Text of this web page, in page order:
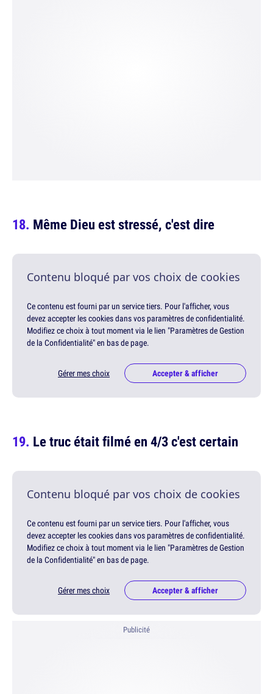
Même Dieu est stressé, c'est dire
Contenu bloqué par vos choix de cookies
Ce contenu est fourni par un service tiers. Pour l'afficher, vous
devez accepter les cookies dans vos paramètres de confidentialité.
Modifiez ce choix à tout moment via le lien "Paramètres de Gestion
de la Confidentialité" en bas de page.
Gérer mes choix Accepter & afficher
Le truc était filmé en 4/3 c'est certain
Contenu bloqué par vos choix de cookies
Ce contenu est fourni par un service tiers. Pour l'afficher, vous
devez accepter les cookies dans vos paramètres de confidentialité.
Modifiez ce choix à tout moment via le lien "Paramètres de Gestion
de la Confidentialité" en bas de page.
Gérer mes choix Accepter & afficher
Publicité